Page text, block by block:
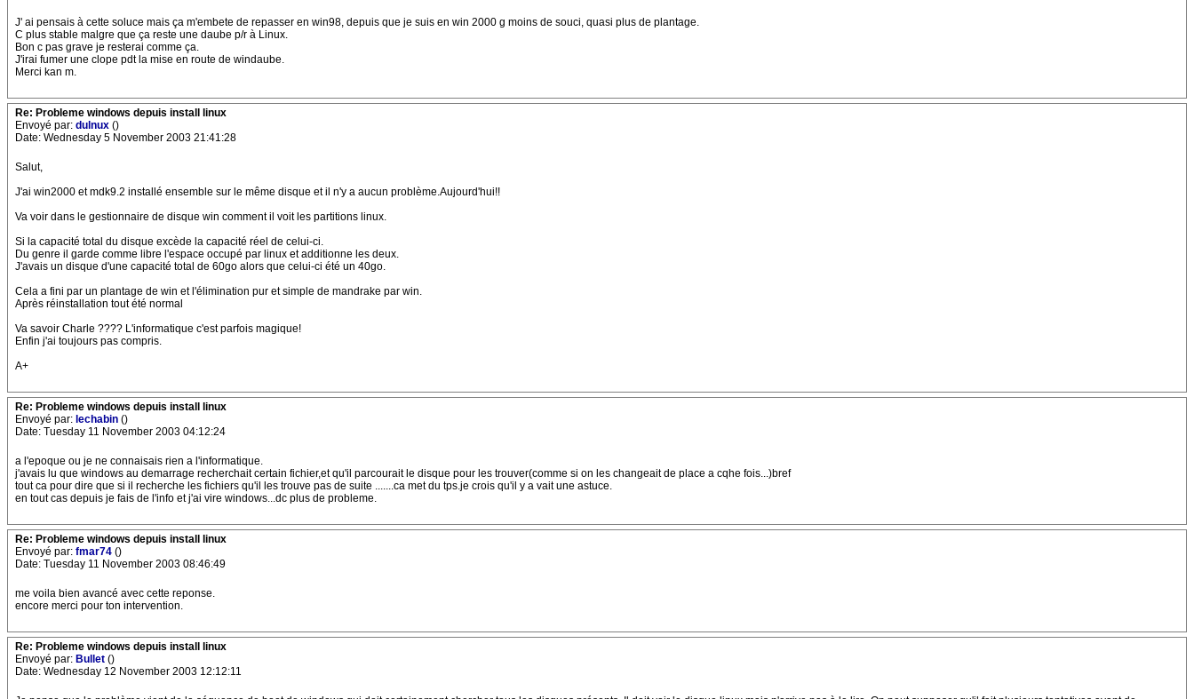
J' ai pensais à cette soluce mais ça m'embete de repasser en win98, depuis que je suis en win 2000 g moins de souci, quasi plus de plantage.
C plus stable malgre que ça reste une daube p/r à Linux.
Bon c pas grave je resterai comme ça.
J'irai fumer une clope pdt la mise en route de windaube.
Merci kan m.
Re: Probleme windows depuis install linux
Envoyé par: dulnux ()
Date: Wednesday 5 November 2003 21:41:28
Salut,
J'ai win2000 et mdk9.2 installé ensemble sur le même disque et il n'y a aucun problème.Aujourd'hui!!
Va voir dans le gestionnaire de disque win comment il voit les partitions linux.
Si la capacité total du disque excède la capacité réel de celui-ci.
Du genre il garde comme libre l'espace occupé par linux et additionne les deux.
J'avais un disque d'une capacité total de 60go alors que celui-ci été un 40go.
Cela a fini par un plantage de win et l'élimination pur et simple de mandrake par win.
Après réinstallation tout été normal
Va savoir Charle ???? L'informatique c'est parfois magique!
Enfin j'ai toujours pas compris.
A+
Re: Probleme windows depuis install linux
Envoyé par: lechabin ()
Date: Tuesday 11 November 2003 04:12:24
a l'epoque ou je ne connaisais rien a l'informatique.
j'avais lu que windows au demarrage recherchait certain fichier,et qu'il parcourait le disque pour les trouver(comme si on les changeait de place a cqhe fois...)bref
tout ca pour dire que si il recherche les fichiers qu'il les trouve pas de suite .......ca met du tps.je crois qu'il y a vait une astuce.
en tout cas depuis je fais de l'info et j'ai vire windows...dc plus de probleme.
Re: Probleme windows depuis install linux
Envoyé par: fmar74 ()
Date: Tuesday 11 November 2003 08:46:49
me voila bien avancé avec cette reponse.
encore merci pour ton intervention.
Re: Probleme windows depuis install linux
Envoyé par: Bullet ()
Date: Wednesday 12 November 2003 12:12:11